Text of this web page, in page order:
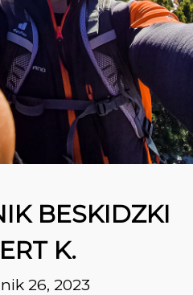
DO RYTRA
ALBERT K.
–
BESKIDZKI
K.
26, 2023